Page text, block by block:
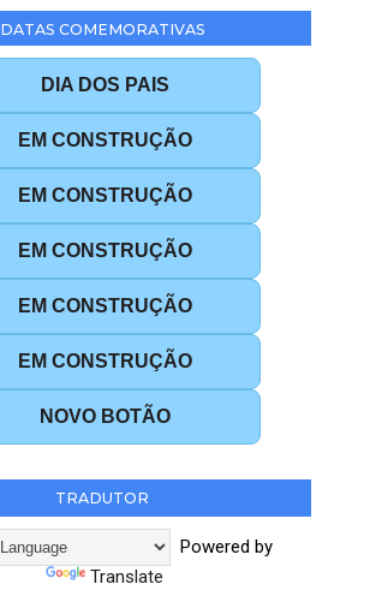
DATAS COMEMORATIVAS
DIA DOS PAIS
EM CONSTRUÇÃO
EM CONSTRUÇÃO
EM CONSTRUÇÃO
EM CONSTRUÇÃO
EM CONSTRUÇÃO
NOVO BOTÃO
TRADUTOR
Powered by
Translate